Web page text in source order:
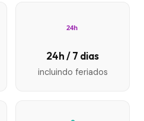
24h
24h / 7 dias
incluindo feriados